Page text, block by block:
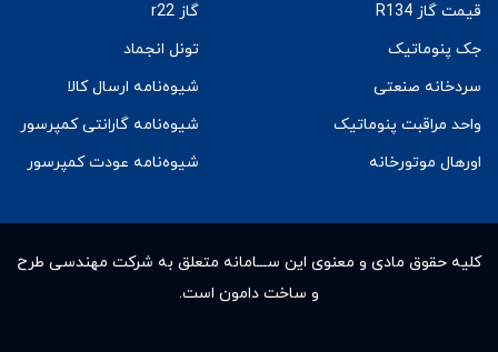
قیمت گاز R134
جک پنوماتیک
سردخانه صنعتی
واحد مراقبت پنوماتیک
اورهال موتورخانه
گاز r22
تونل انجماد
شیوه‌نامه ارسال کالا
شیوه‌نامه گارانتی کمپرسور
شیوه‌نامه عودت کمپرسور
کلیه حقوق مادى و معنوى این ســـامانه متعلق به شرکت مهندسی طرح
و ساخت دامون است.